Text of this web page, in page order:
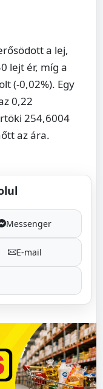
a lej,
lejt ér, míg a
(-0,02%). Egy
0,22
254,6004
az ára.
Messenger
E-mail